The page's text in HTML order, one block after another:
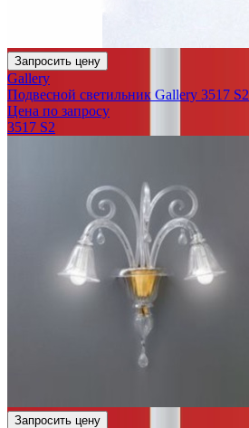
Запросить цену
Gallery
Подвесной светильник Gallery 3517 S2
Цена по запросу
3517 S2
Запросить цену